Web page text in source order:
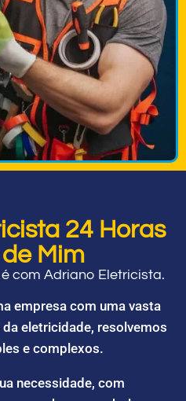
24 Horas
Mim
com Adriano Eletricista.
empresa com uma vasta
eletricidade, resolvemos
e complexos.
necessidade, com